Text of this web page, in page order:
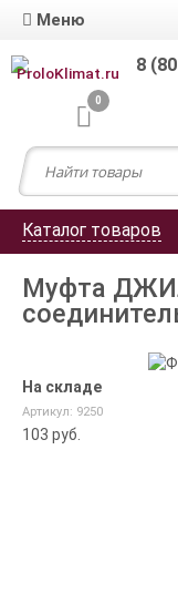
Меню
8
0
Каталог товаров
Муфта
На складе
Артикул: 9250
103 руб.